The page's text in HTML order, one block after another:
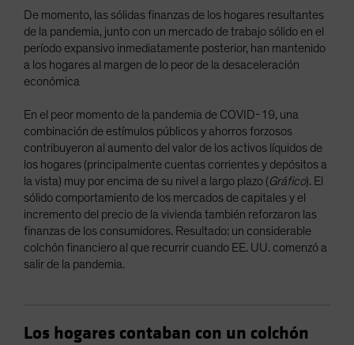
De momento, las sólidas finanzas de los hogares resultantes
de la pandemia, junto con un mercado de trabajo sólido en el
período expansivo inmediatamente posterior, han mantenido
a los hogares al margen de lo peor de la desaceleración
económica
En el peor momento de la pandemia de COVID-19, una
combinación de estímulos públicos y ahorros forzosos
contribuyeron al aumento del valor de los activos líquidos de
los hogares (principalmente cuentas corrientes y depósitos a
la vista) muy por encima de su nivel a largo plazo (Gráfico). El
sólido comportamiento de los mercados de capitales y el
incremento del precio de la vivienda también reforzaron las
finanzas de los consumidores. Resultado: un considerable
colchón financiero al que recurrir cuando EE. UU. comenzó a
salir de la pandemia.
Los hogares contaban con un colchón